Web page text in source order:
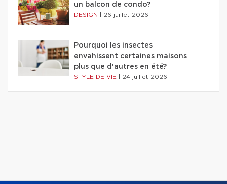
un balcon de condo?
DESIGN 26 juillet 2026
Pourquoi les insectes
envahissent certaines maisons
plus que d'autres en été?
STYLE DE VIE 24 juillet 2026